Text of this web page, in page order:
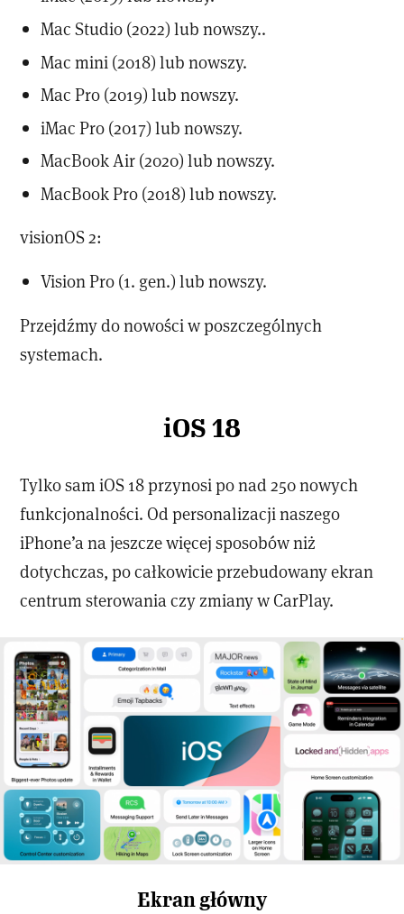
Mac Studio (2022) lub nowszy..
Mac mini (2018) lub nowszy.
Mac Pro (2019) lub nowszy.
iMac Pro (2017) lub nowszy.
MacBook Air (2020) lub nowszy.
MacBook Pro (2018) lub nowszy.
visionOS 2:
Vision Pro (1. gen.) lub nowszy.
Przejdźmy do nowości w poszczególnych
systemach.
iOS 18
Tylko sam iOS 18 przynosi po nad 250 nowych
funkcjonalności. Od personalizacji naszego
iPhone’a na jeszcze więcej sposobów niż
dotychczas, po całkowicie przebudowany ekran
centrum sterowania czy zmiany w CarPlay.
Ekran główny